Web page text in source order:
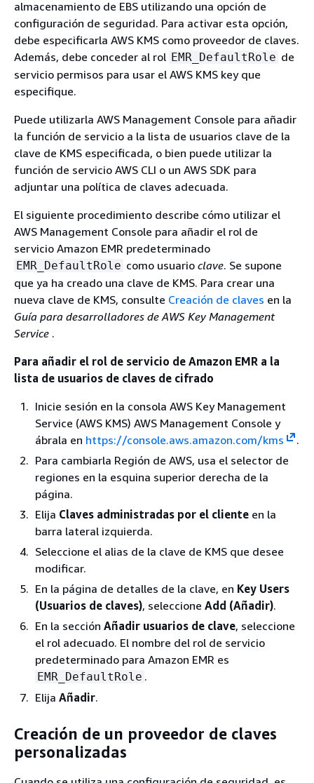
almacenamiento de EBS utilizando una opción de
configuración de seguridad. Para activar esta opción,
debe especificarla AWS KMS como proveedor de claves.
Además, debe conceder al rol EMR_DefaultRole de
servicio permisos para usar el AWS KMS key que
especifique.
Puede utilizarla AWS Management Console para añadir
la función de servicio a la lista de usuarios clave de la
clave de KMS especificada, o bien puede utilizar la
función de servicio AWS CLI o un AWS SDK para
adjuntar una política de claves adecuada.
El siguiente procedimiento describe cómo utilizar el
AWS Management Console para añadir el rol de
servicio Amazon EMR predeterminado
EMR_DefaultRole como usuario clave. Se supone
que ya ha creado una clave de KMS. Para crear una
nueva clave de KMS, consulte Creación de claves en la
Guía para desarrolladores de AWS Key Management
Service .
Para añadir el rol de servicio de Amazon EMR a la
lista de usuarios de claves de cifrado
Inicie sesión en la consola AWS Key Management
Service (AWS KMS) AWS Management Console y
ábrala en https://console.aws.amazon.com/kms
.
Para cambiarla Región de AWS, usa el selector de
regiones en la esquina superior derecha de la
página.
Elija Claves administradas por el cliente en la
barra lateral izquierda.
Seleccione el alias de la clave de KMS que desee
modificar.
En la página de detalles de la clave, en Key Users
(Usuarios de claves), seleccione Add (Añadir).
En la sección Añadir usuarios de clave, seleccione
el rol adecuado. El nombre del rol de servicio
predeterminado para Amazon EMR es
EMR_DefaultRole .
Elija Añadir.
Creación de un proveedor de claves
personalizadas